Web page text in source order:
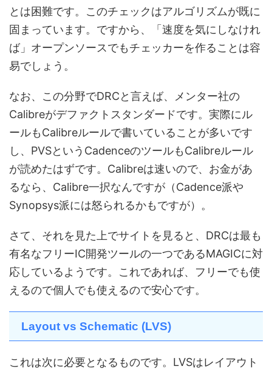
とは困難です。このチェックはアルゴリズムが既に
固まっています。ですから、「速度を気にしなけれ
ば」オープンソースでもチェッカーを作ることは容
易でしょう。
なお、この分野でDRCと言えば、メンター社の
Calibreがデファクトスタンダードです。実際にル
ールもCalibreルールで書いていることが多いです
し、PVSというCadenceのツールもCalibreルール
が読めたはずです。Calibreは速いので、お金があ
るなら、Calibre一択なんですが（Cadence派や
Synopsys派には怒られるかもですが）。
さて、それを見た上でサイトを見ると、DRCは最も
有名なフリーIC開発ツールの一つであるMAGICに対
応しているようです。これであれば、フリーでも使
えるので個人でも使えるので安心です。
Layout vs Schematic (LVS)
これは次に必要となるものです。LVSはレイアウト